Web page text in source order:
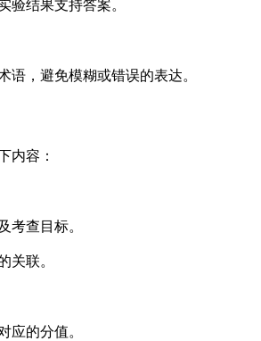
验结果支持答案。
语，避免模糊或错误的表达。
内容：
考查目标。
关联。
应的分值。